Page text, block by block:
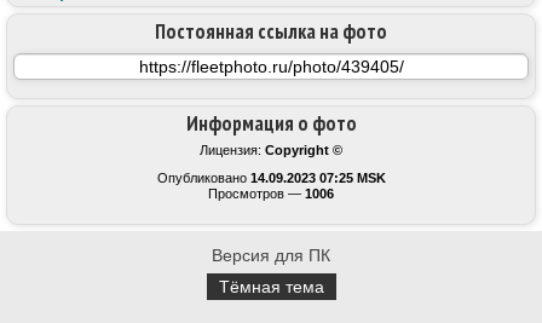
Информация о фото
Лицензия: Copyright ©
Опубликовано 14.09.2023 07:25 MSK
Просмотров — 1006
Постоянная ссылка на фото
Версия для ПК
Тёмная тема